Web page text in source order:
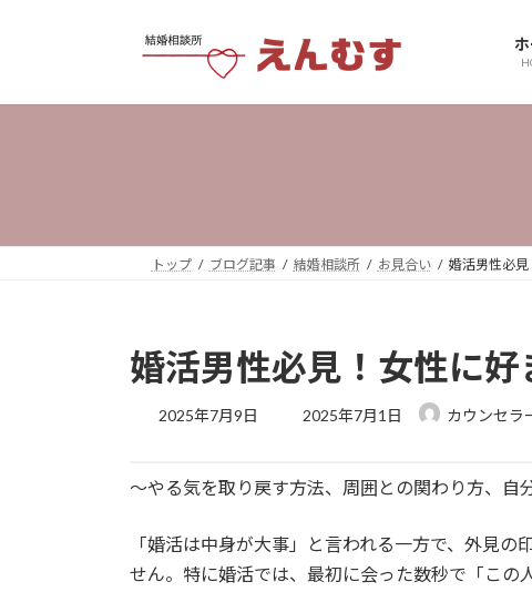
プ
動
トップ ブログ記事 結婚相談所 お見合い 婚活男性必
婚活男性必見！女性に
2025年7月9日
最
新
日
2025年7月1日 カウンセラ
～やる気を取り戻す方法、周囲との関わり方、自
「婚活は中身が大事」と言われる一方で、外見の
せん。特に婚活では、最初に会った数秒で「この